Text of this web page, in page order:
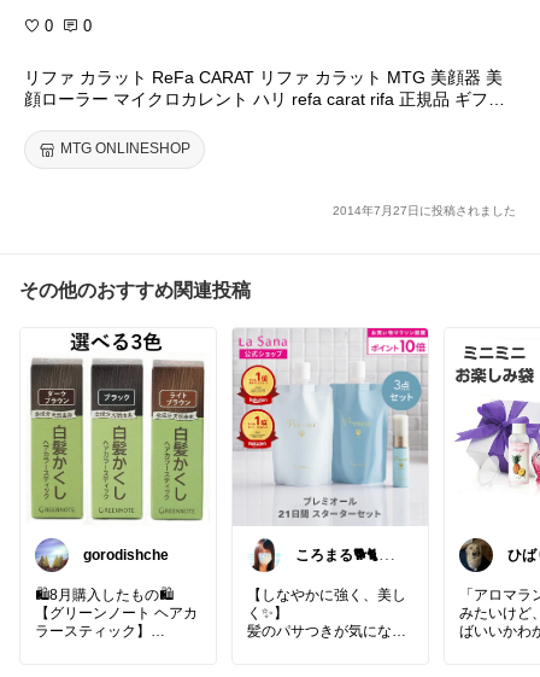
0 0
リファ カラット ReFa CARAT リファ カラット MTG 美顔器 美
顔ローラー マイクロカレント ハリ refa carat rifa 正規品 ギフト
MTG ONLINESHOP
2014年7月27日に投稿されました
その他のおすすめ関連投稿
gorodishche
🛍️8月購入したもの🛍️
【グリーンノート ヘアカ
ラースティック】
ころまる🐕🐈も
【しなやかに強く、美し
く✨】
髪のパサつきが気になる
ひば
いま
「アロマ
みたいけど
ばいいかわ